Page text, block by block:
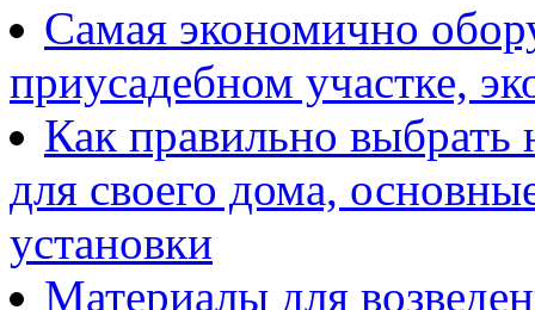
Самая экономично
приусадебном участке,
Как правильно
для своего дома,
установки
Материалы для